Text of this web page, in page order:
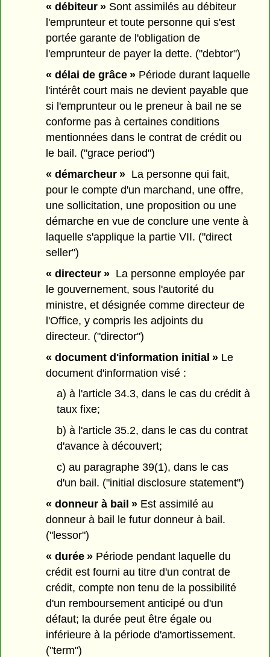
« débiteur » Sont assimilés au débiteur
l'emprunteur et toute personne qui s'est
portée garante de l'obligation de
l'emprunteur de payer la dette. ("debtor")
« délai de grâce » Période durant laquelle
l'intérêt court mais ne devient payable que
si l'emprunteur ou le preneur à bail ne se
conforme pas à certaines conditions
mentionnées dans le contrat de crédit ou
le bail. ("grace period")
« démarcheur » La personne qui fait,
pour le compte d'un marchand, une offre,
une sollicitation, une proposition ou une
démarche en vue de conclure une vente à
laquelle s'applique la partie VII. ("direct
seller")
« directeur » La personne employée par
le gouvernement, sous l'autorité du
ministre, et désignée comme directeur de
l'Office, y compris les adjoints du
directeur. ("director")
« document d'information initial » Le
document d'information visé :
a) à l'article 34.3, dans le cas du crédit à
taux fixe;
b) à l'article 35.2, dans le cas du contrat
d'avance à découvert;
c) au paragraphe 39(1), dans le cas
d'un bail. ("initial disclosure statement")
« donneur à bail » Est assimilé au
donneur à bail le futur donneur à bail.
("lessor")
« durée » Période pendant laquelle du
crédit est fourni au titre d'un contrat de
crédit, compte non tenu de la possibilité
d'un remboursement anticipé ou d'un
défaut; la durée peut être égale ou
inférieure à la période d'amortissement.
("term")